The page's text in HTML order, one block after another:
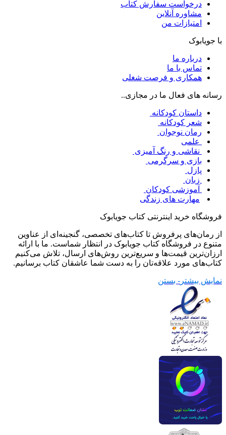
درخواست سفارش کتاب
مشاوره آنلاین
امتیازات من
با جویابوک
درباره ما
تماس با ما
همکاری و فرصت شغلی
رسانه های فعال ما در مجازی..
داستان کودکانه
شعر کودکانه
رمان نوجوان
علمی
نقاشی و رنگ آمیزی
بازی و سرگرمی
پازل
زبان
آموزشی کودکان
مهارت های زندگی
فروشگاه خرید اینترنتی کتاب جویابوک
از رمان‌های پرفروش تا کتاب‌های تخصصی، گنجینه‌ای از عناوین
متنوع در فروشگاه کتاب جویابوک در انتظار شماست. ما با ارائه
ارزان‌ترین قیمت‌ها و سریع‌ترین روش‌های ارسال، تلاش می‌کنیم
کتاب‌های مورد علاقه‌تان را به دست شما عاشقان کتاب برسانیم.
نمایش بیشتر - بستن